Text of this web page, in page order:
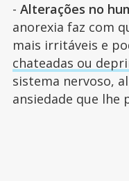
- Alterações no
anorexia faz com
mais irritáveis e
chateadas ou
sistema nervoso,
ansiedade que lhe